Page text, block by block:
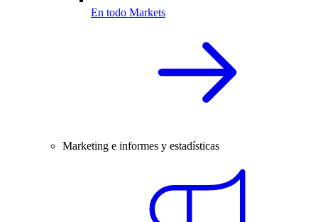
En todo Markets
Marketing e informes y estadísticas